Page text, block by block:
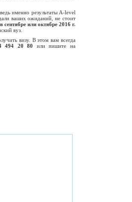
именно результаты A-level
ваших ожиданий, не стоит
в сентябре или октябре 2016 г.
вуз.
визу. В этом вам всегда
494 20 80
или пишите на